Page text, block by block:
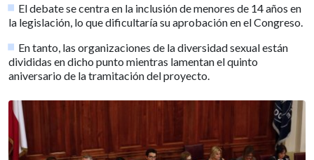
El debate se centra en la inclusión de menores de 14 años en
la legislación, lo que dificultaría su aprobación en el Congreso.
En tanto, las organizaciones de la diversidad sexual están
divididas en dicho punto mientras lamentan el quinto
aniversario de la tramitación del proyecto.